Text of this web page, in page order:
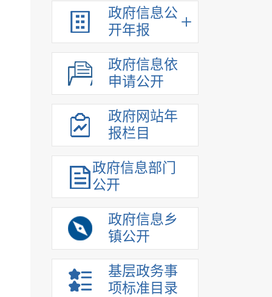
政府信息公
开年报
政府信息依
申请公开
政府网站年
报栏目
政府信息部门
公开
政府信息乡
镇公开
基层政务事
项标准目录